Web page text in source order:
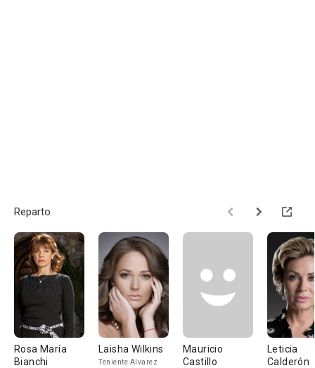
Reparto
Rosa María
Bianchi
Laisha Wilkins
Teniente Alvarez
Mauricio
Castillo
Leticia
Calderón